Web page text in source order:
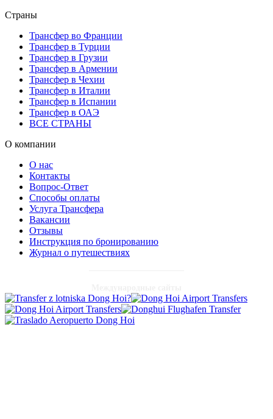
Страны
Трансфер во Франции
Трансфер в Турции
Трансфер в Грузии
Трансфер в Армении
Трансфер в Чехии
Трансфер в Италии
Трансфер в Испании
Трансфер в ОАЭ
ВСЕ СТРАНЫ
О компании
О нас
Контакты
Вопрос-Ответ
Способы оплаты
Услуга Трансфера
Вакансии
Отзывы
Инструкция по бронированию
Журнал о путешествиях